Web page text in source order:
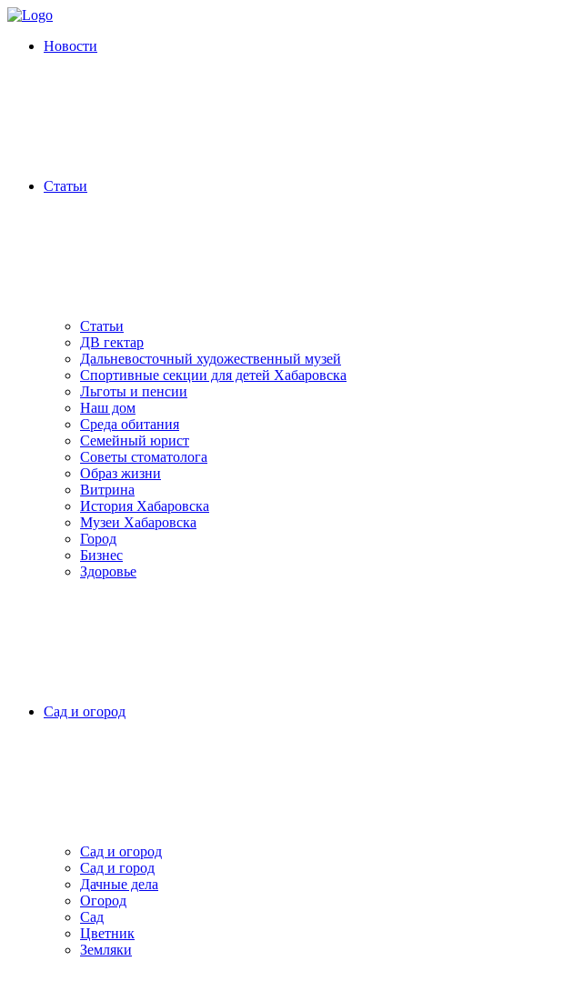
Новости
Статьи
Статьи
ДВ гектар
Дальневосточный художественный музей
Спортивные секции для детей Хабаровска
Льготы и пенсии
Наш дом
Среда обитания
Семейный юрист
Советы стоматолога
Образ жизни
Витрина
История Хабаровска
Музеи Хабаровска
Город
Бизнес
Здоровье
Сад и огород
Сад и огород
Сад и город
Дачные дела
Огород
Сад
Цветник
Земляки